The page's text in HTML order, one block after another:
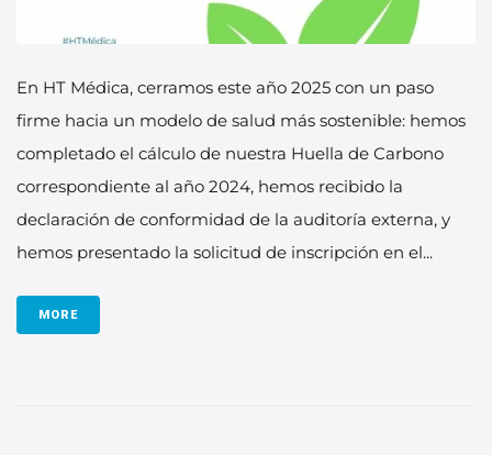
En HT Médica, cerramos este año 2025 con un paso
firme hacia un modelo de salud más sostenible: hemos
completado el cálculo de nuestra Huella de Carbono
correspondiente al año 2024, hemos recibido la
declaración de conformidad de la auditoría externa, y
hemos presentado la solicitud de inscripción en el...
MORE